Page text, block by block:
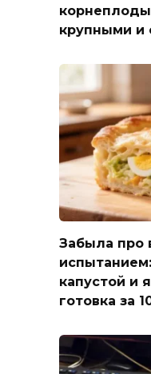
крупными и
Забыла про
капустой и
готовка за